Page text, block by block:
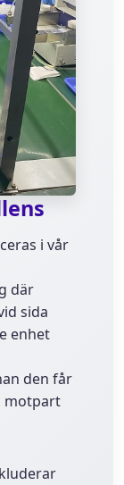
i vår
där
sida
enhet
den får
motpart